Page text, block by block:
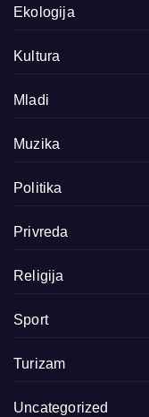
Ekologija
Kultura
Mladi
Muzika
Politika
Privreda
Religija
Sport
Turizam
Uncategorized